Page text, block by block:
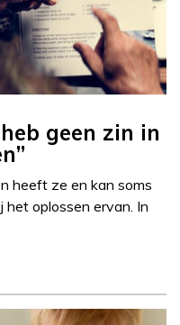
geen zin in
heeft ze en kan soms
oplossen ervan. In